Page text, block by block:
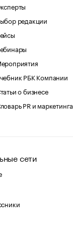
редакции
РБК Компании
о бизнесе
PR и маркетинга
сети